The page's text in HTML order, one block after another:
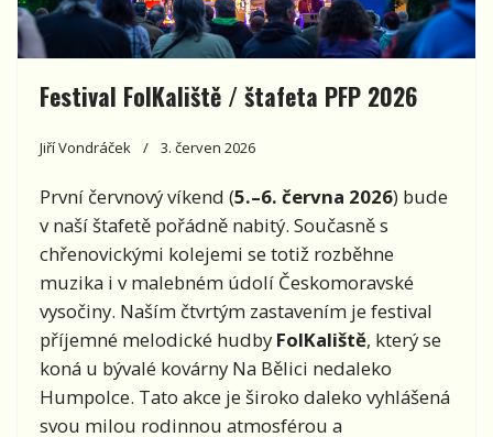
Festival FolKaliště / štafeta PFP 2026
Jiří Vondráček 3. červen 2026
První červnový víkend (5.–6. června 2026) bude
v naší štafetě pořádně nabitý. Současně s
chřenovickými kolejemi se totiž rozběhne
muzika i v malebném údolí Českomoravské
vysočiny. Naším čtvrtým zastavením je festival
příjemné melodické hudby FolKaliště, který se
koná u bývalé kovárny Na Bělici nedaleko
Humpolce. Tato akce je široko daleko vyhlášená
svou milou rodinnou atmosférou a